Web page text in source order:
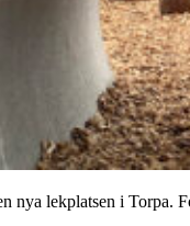
nya lekplatsen i Torpa.